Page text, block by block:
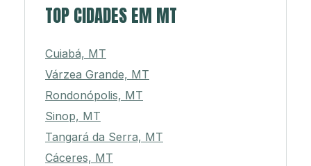
TOP CIDADES EM MT
Cuiabá, MT
Várzea Grande, MT
Rondonópolis, MT
Sinop, MT
Tangará da Serra, MT
Cáceres, MT